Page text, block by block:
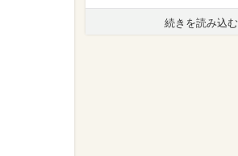
続きを読み込む